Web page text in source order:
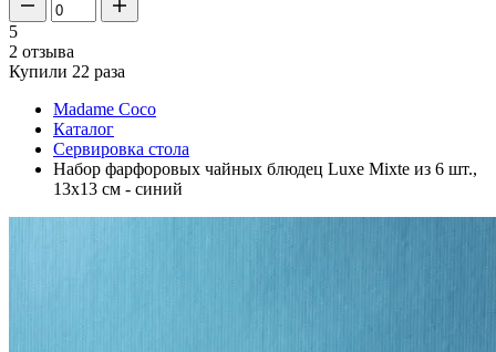
5
2 отзыва
Купили 22 раза
Madame Coco
Каталог
Сервировка стола
Набор фарфоровых чайных блюдец Luxe Mixte из 6 шт.,
13x13 см - синий